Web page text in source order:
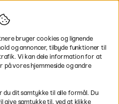
EU
* Specifikkefragtvilkår gælder for
voluminøse varer.
bruger cookies og lignende
og annoncer, tilbyde funktioner til
Vi kan dele information for at
på vores hjemmeside og andre
du dit samtykke til alle formål. Du
give samtykke til, ved at klikke